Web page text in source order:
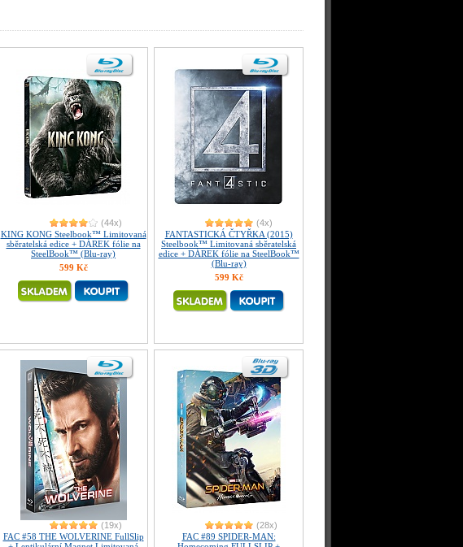
(44x)
KING KONG Steelbook™ Limitovaná
sběratelská edice + DÁREK fólie na
SteelBook™ (Blu-ray)
599 Kč
(4x)
FANTASTICKÁ ČTYŘKA (2015)
Steelbook™ Limitovaná sběratelská
edice + DÁREK fólie na SteelBook™
(Blu-ray)
599 Kč
(19x)
FAC #58 THE WOLVERINE FullSlip
(28x)
FAC #89 SPIDER-MAN: